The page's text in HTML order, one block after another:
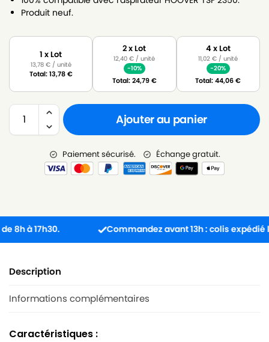
Produit neuf.
1 x Lot
13,78 €/ unité
Total:13,78€
2 x Lot
12,40€ / unité
-10%
Total:24,79€
4 x Lot
11,02€ / unité
-20%
Total:44,06€
Ajouter au panier
Paiement sécurisé. Échange gratuit.
17h30. Commandez avant 13h : colis expédié le
Description
Informations complémentaires
Caractéristiques :